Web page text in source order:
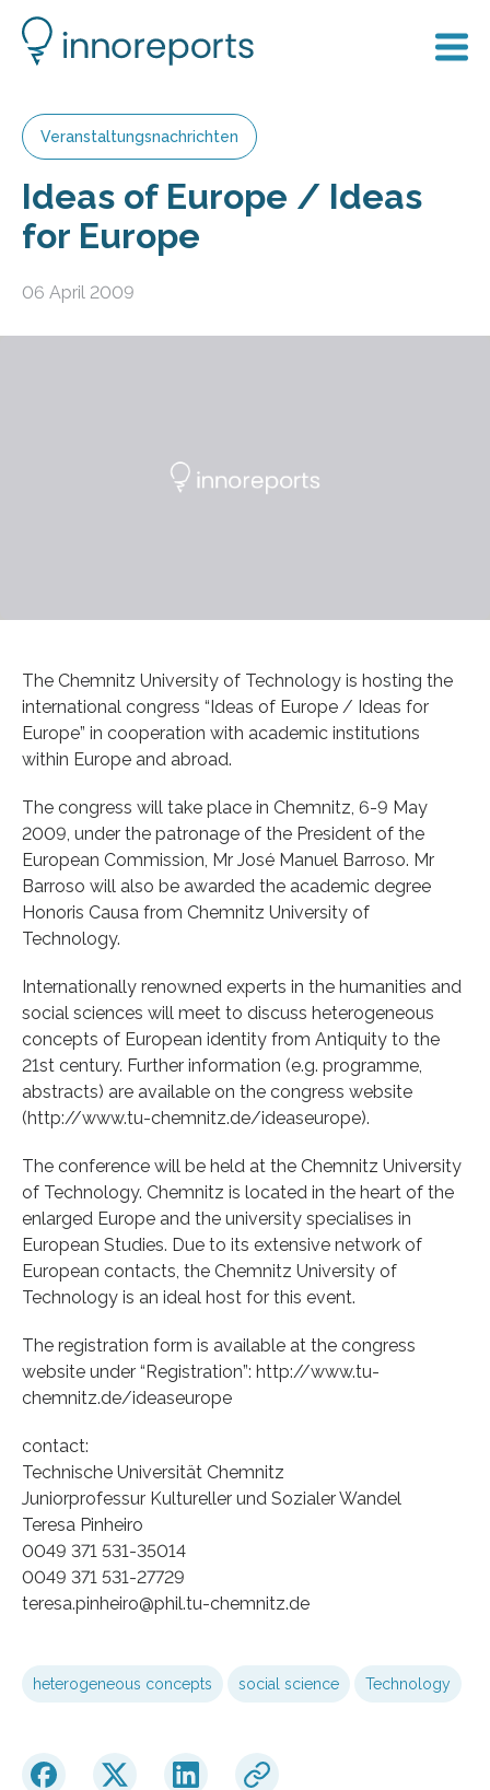
Veranstaltungsnachrichten
Ideas of Europe / Ideas
for Europe
06 April 2009
The Chemnitz University of Technology is hosting the
international congress “Ideas of Europe / Ideas for
Europe” in cooperation with academic institutions
within Europe and abroad.
The congress will take place in Chemnitz, 6-9 May
2009, under the patronage of the President of the
European Commission, Mr José Manuel Barroso. Mr
Barroso will also be awarded the academic degree
Honoris Causa from Chemnitz University of
Technology.
Internationally renowned experts in the humanities and
social sciences will meet to discuss heterogeneous
concepts of European identity from Antiquity to the
21st century. Further information (e.g. programme,
abstracts) are available on the congress website
(http://www.tu-chemnitz.de/ideaseurope).
The conference will be held at the Chemnitz University
of Technology. Chemnitz is located in the heart of the
enlarged Europe and the university specialises in
European Studies. Due to its extensive network of
European contacts, the Chemnitz University of
Technology is an ideal host for this event.
The registration form is available at the congress
website under “Registration”: http://www.tu-
chemnitz.de/ideaseurope
contact:
Technische Universität Chemnitz
Juniorprofessur Kultureller und Sozialer Wandel
Teresa Pinheiro
0049 371 531-35014
0049 371 531-27729
teresa.pinheiro@phil.tu-chemnitz.de
heterogeneous concepts social science Technology